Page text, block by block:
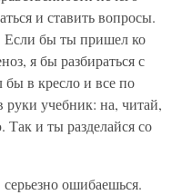
и ставить вопросы.
Если бы ты пришел ко
я бы разбираться с
бы в кресло и все по
руки учебник: на, читай,
Так и ты разделайся со
ошибаешься.